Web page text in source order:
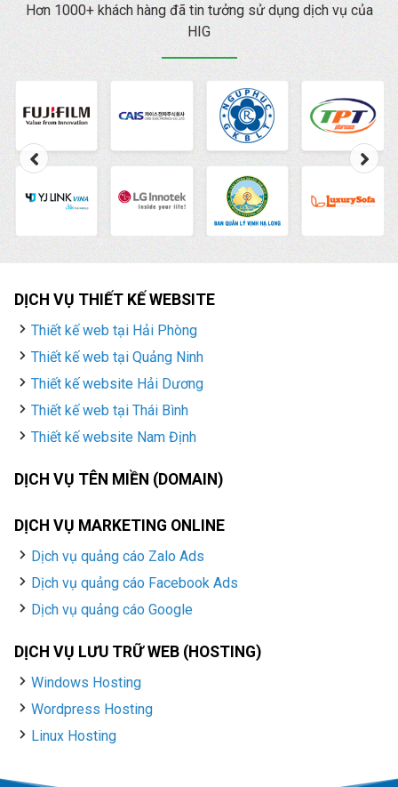
lý quảng cáo là gì
Hơn 1000+ khách hàng đã tin tưởng sử dụng dịch vụ của
HIG
DỊCH VỤ THIẾT KẾ WEBSITE
Thiết kế web tại Hải Phòng
Thiết kế web tại Quảng Ninh
Thiết kế website Hải Dương
Thiết kế web tại Thái Bình
Thiết kế website Nam Định
DỊCH VỤ TÊN MIỀN (DOMAIN)
DỊCH VỤ MARKETING ONLINE
Dịch vụ quảng cáo Zalo Ads
Dịch vụ quảng cáo Facebook Ads
Dịch vụ quảng cáo Google
DỊCH VỤ LƯU TRỮ WEB (HOSTING)
Windows Hosting
Wordpress Hosting
Linux Hosting